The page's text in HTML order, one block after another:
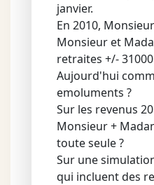
janvier.
En 2010,
Monsieur et
retraites +/-
Aujourd'hui
emoluments ?
Sur les revenus
Monsieur +
toute seule ?
Sur une
qui incluent des